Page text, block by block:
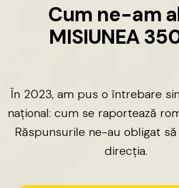
Cum ne-am a
MISIUNEA 35
În 2023, am pus o întrebare
național: cum se raportează
Răspunsurile ne-au obligat să
direcția.